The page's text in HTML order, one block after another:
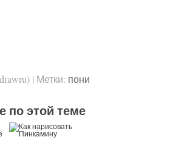
| Метки: пони
по этой теме